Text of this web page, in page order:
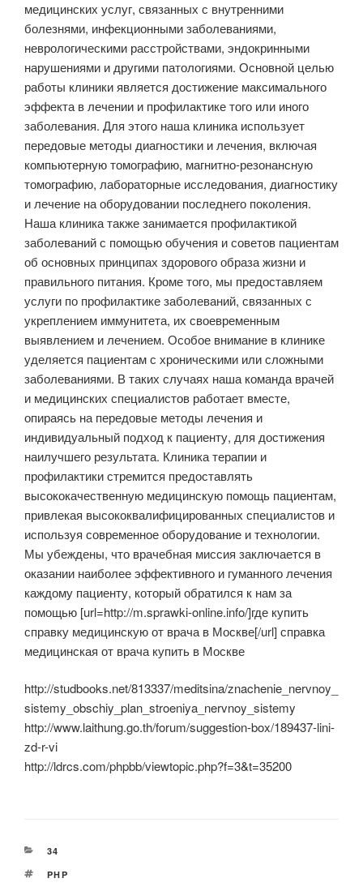
медицинских услуг, связанных с внутренними
болезнями, инфекционными заболеваниями,
неврологическими расстройствами, эндокринными
нарушениями и другими патологиями. Основной целью
работы клиники является достижение максимального
эффекта в лечении и профилактике того или иного
заболевания. Для этого наша клиника использует
передовые методы диагностики и лечения, включая
компьютерную томографию, магнитно-резонансную
томографию, лабораторные исследования, диагностику
и лечение на оборудовании последнего поколения.
Наша клиника также занимается профилактикой
заболеваний с помощью обучения и советов пациентам
об основных принципах здорового образа жизни и
правильного питания. Кроме того, мы предоставляем
услуги по профилактике заболеваний, связанных с
укреплением иммунитета, их своевременным
выявлением и лечением. Особое внимание в клинике
уделяется пациентам с хроническими или сложными
заболеваниями. В таких случаях наша команда врачей
и медицинских специалистов работает вместе,
опираясь на передовые методы лечения и
индивидуальный подход к пациенту, для достижения
наилучшего результата. Клиника терапии и
профилактики стремится предоставлять
высококачественную медицинскую помощь пациентам,
привлекая высококвалифицированных специалистов и
используя современное оборудование и технологии.
Мы убеждены, что врачебная миссия заключается в
оказании наиболее эффективного и гуманного лечения
каждому пациенту, который обратился к нам за
помощью [url=http://m.sprawki-online.info/]где купить
справку медицинскую от врача в Москве[/url] справка
медицинская от врача купить в Москве
http://studbooks.net/813337/meditsina/znachenie_nervnoy_
sistemy_obschiy_plan_stroeniya_nervnoy_sistemy
http://www.laithung.go.th/forum/suggestion-box/189437-lini-
zd-r-vi
http://ldrcs.com/phpbb/viewtopic.php?f=3&t=35200
CATEGORIES
34
TAGS
PHP